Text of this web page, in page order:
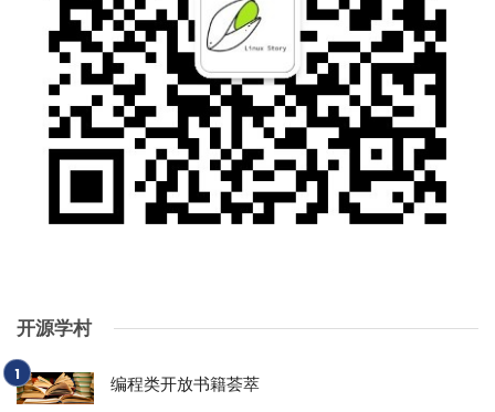
开源学村
编程类开放书籍荟萃